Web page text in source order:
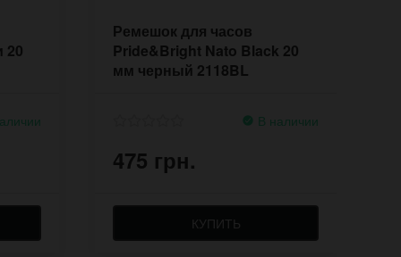
20
Ремешок для часов
Pride&Bright Nato Black 20
мм черный 2118BL
В наличии
475 грн.
КУПИТЬ